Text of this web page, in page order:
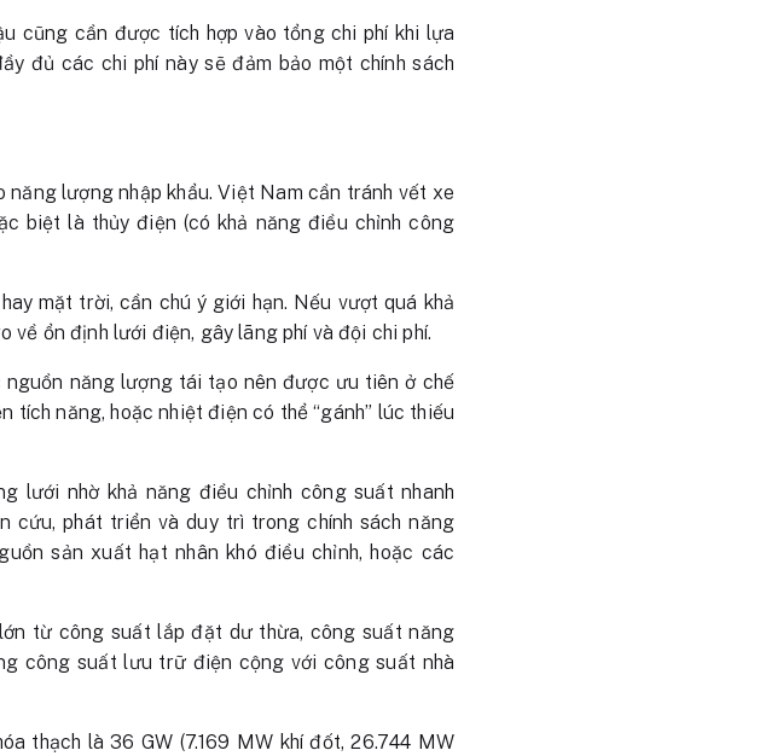
cũng cần được tích hợp vào tổng chi phí khi lựa
đủ các chi phí này sẽ đảm bảo một chính sách
lượng nhập khẩu. Việt Nam cần tránh vết xe
biệt là thủy điện (có khả năng điều chỉnh công
mặt trời, cần chú ý giới hạn. Nếu vượt quá khả
ổn định lưới điện, gây lãng phí và đội chi phí.
năng lượng tái tạo nên được ưu tiên ở chế
tích năng, hoặc nhiệt điện có thể “gánh” lúc thiếu
lưới nhờ khả năng điều chỉnh công suất nhanh
cứu, phát triển và duy trì trong chính sách năng
sản xuất hạt nhân khó điều chỉnh, hoặc các
từ công suất lắp đặt dư thừa, công suất năng
công suất lưu trữ điện cộng với công suất nhà
thạch là 36 GW (7.169 MW khí đốt, 26.744 MW